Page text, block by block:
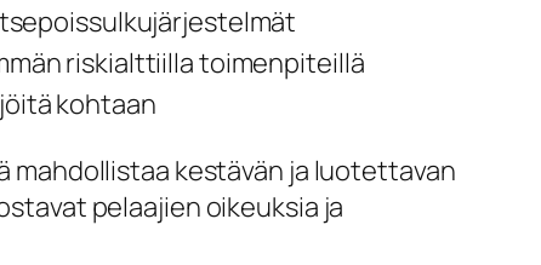
riskialttiilla toimenpiteillä
kohtaan
mahdollistaa kestävän ja luotettavan
pelaajien oikeuksia ja